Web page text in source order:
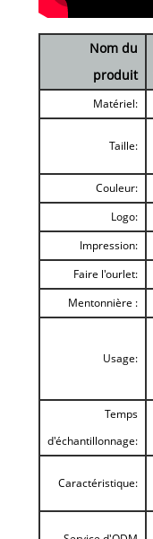
Nom du
produit
Matériel:
Taille:
Couleur:
Logo:
Impression:
Faire l'ourlet:
Mentonnière :
Usage:
Temps
d'échantillonnage:
Caractéristique: